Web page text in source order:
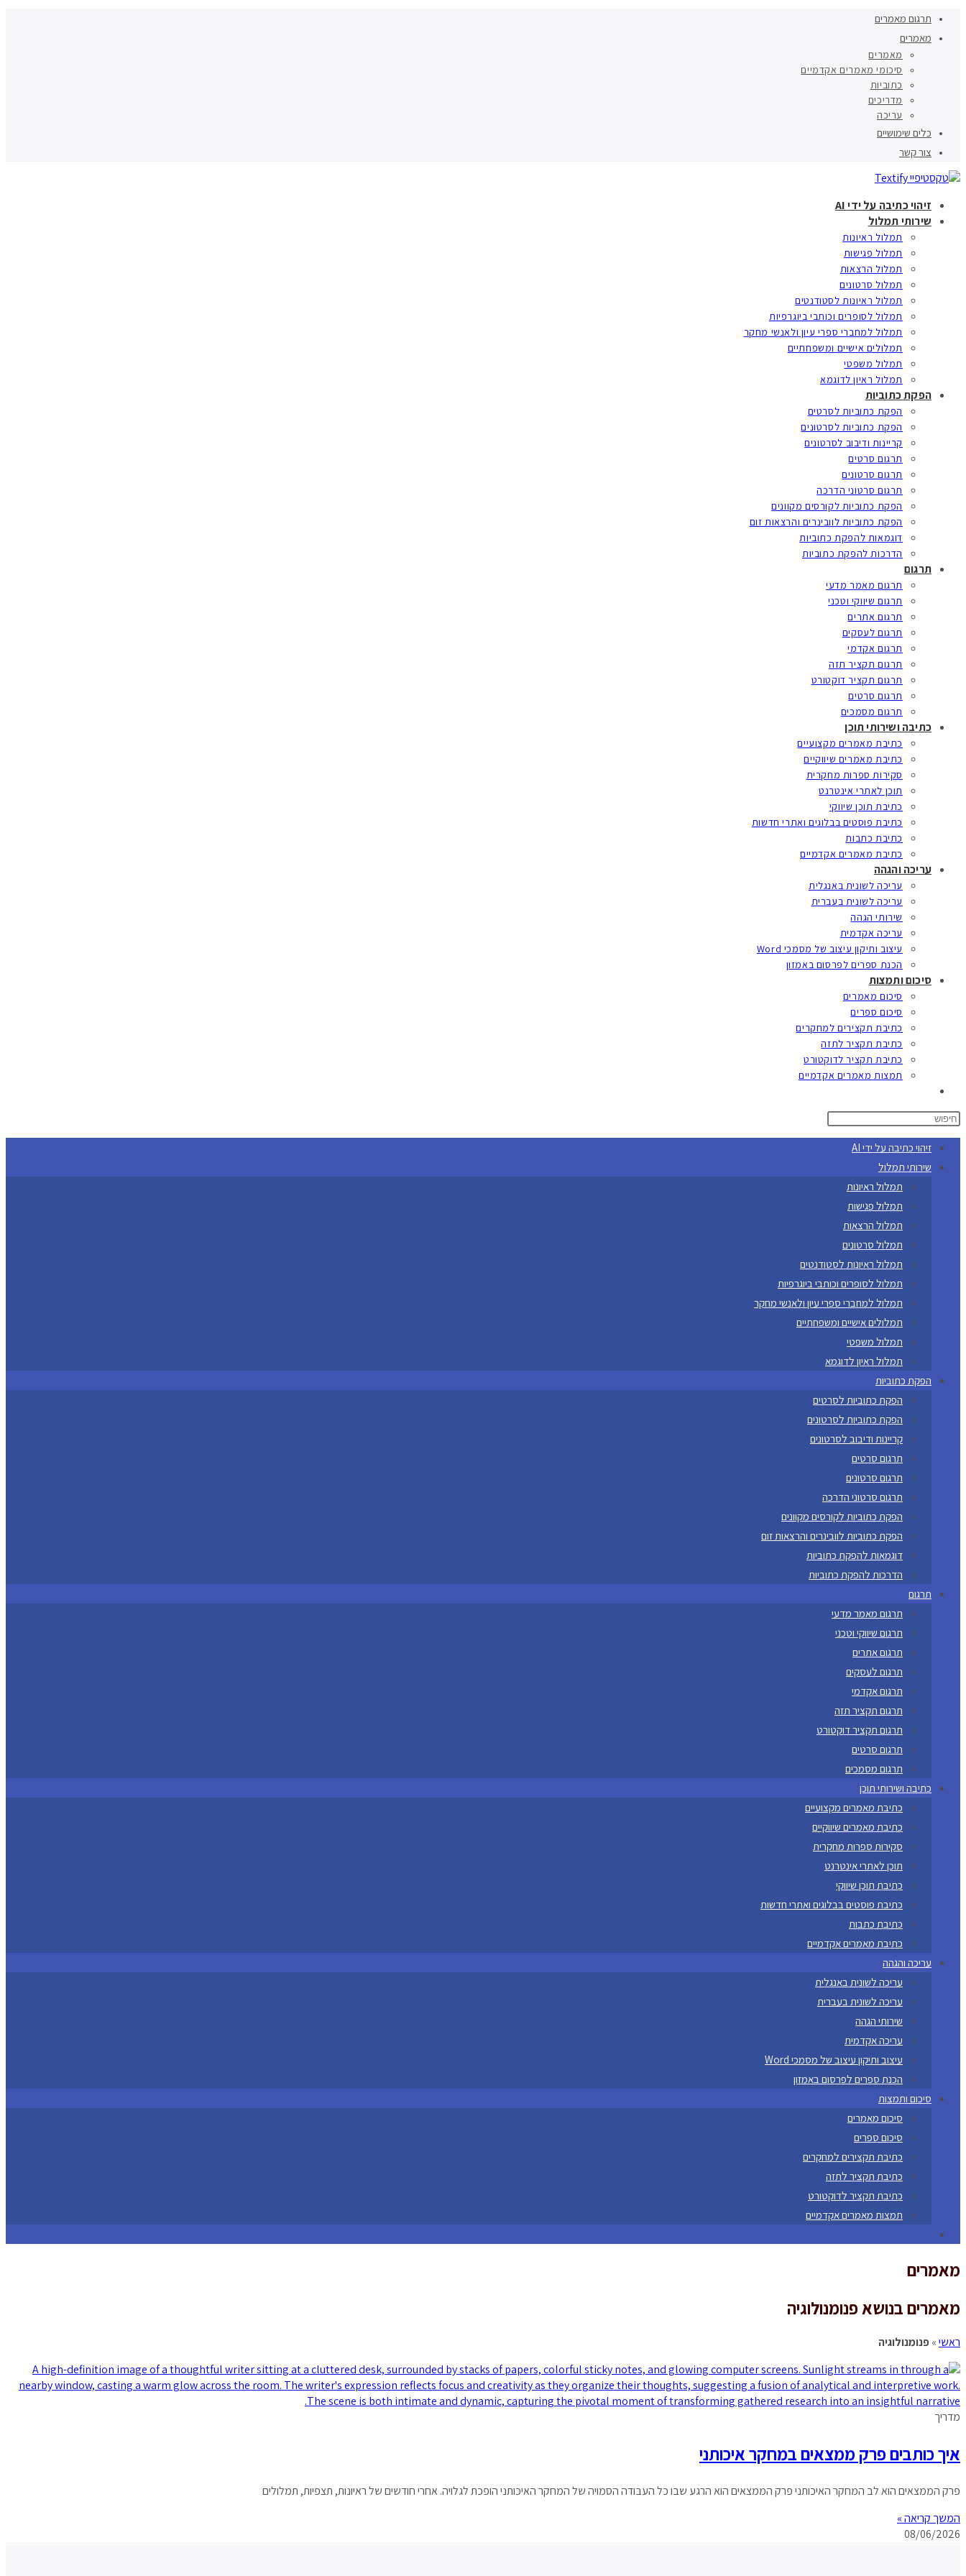
תרגום מאמרים
מאמרים
מאמרים
סיכומי מאמרים אקדמיים
כתוביות
מדריכים
עריכה
כלים שימושיים
צור קשר
זיהוי כתיבה על ידי AI
שירותי תמלול
תמלול ראיונות
תמלול פגישות
תמלול הרצאות
תמלול סרטונים
תמלול ראיונות לסטודנטים
תמלול לסופרים וכותבי ביוגרפיות
תמלול למחברי ספרי עיון ולאנשי מחקר
תמלולים אישיים ומשפחתיים
תמלול משפטי
תמלול ראיון לדוגמא
הפקת כתוביות
הפקת כתוביות לסרטים
הפקת כתוביות לסרטונים
קריינות ודיבוב לסרטונים
תרגום סרטים
תרגום סרטונים
תרגום סרטוני הדרכה
הפקת כתוביות לקורסים מקוונים
הפקת כתוביות לוובינרים והרצאות זום
דוגמאות להפקת כתוביות
הדרכות להפקת כתוביות
תרגום
תרגום מאמר מדעי
תרגום שיווקי וטכני
תרגום אתרים
תרגום לעסקים
תרגום אקדמי
תרגום תקציר תזה
תרגום תקציר דוקטורט
תרגום סרטים
תרגום מסמכים
כתיבה ושירותי תוכן
כתיבת מאמרים מקצועיים
כתיבת מאמרים שיווקיים
סקירות ספרות מחקרית
תוכן לאתרי אינטרנט
כתיבת תוכן שיווקי
כתיבת פוסטים בבלוגים ואתרי חדשות
כתיבת כתבות
כתיבת מאמרים אקדמיים
עריכה והגהה
עריכה לשונית באנגלית
עריכה לשונית בעברית
שירותי הגהה
עריכה אקדמית
עיצוב ותיקון עיצוב של מסמכי Word
הכנת ספרים לפרסום באמזון
סיכום ותמצות
סיכום מאמרים
סיכום ספרים
כתיבת תקצירים למחקרים
כתיבת תקציר לתזה
כתיבת תקציר לדוקטורט
תמצות מאמרים אקדמיים
search
זיהוי כתיבה על ידי AI
שירותי תמלול
תמלול ראיונות
תמלול פגישות
תמלול הרצאות
תמלול סרטונים
תמלול ראיונות לסטודנטים
תמלול לסופרים וכותבי ביוגרפיות
תמלול למחברי ספרי עיון ולאנשי מחקר
תמלולים אישיים ומשפחתיים
תמלול משפטי
תמלול ראיון לדוגמא
הפקת כתוביות
הפקת כתוביות לסרטים
הפקת כתוביות לסרטונים
קריינות ודיבוב לסרטונים
תרגום סרטים
תרגום סרטונים
תרגום סרטוני הדרכה
הפקת כתוביות לקורסים מקוונים
הפקת כתוביות לוובינרים והרצאות זום
דוגמאות להפקת כתוביות
הדרכות להפקת כתוביות
תרגום
תרגום מאמר מדעי
תרגום שיווקי וטכני
תרגום אתרים
תרגום לעסקים
תרגום אקדמי
תרגום תקציר תזה
תרגום תקציר דוקטורט
תרגום סרטים
תרגום מסמכים
כתיבה ושירותי תוכן
כתיבת מאמרים מקצועיים
כתיבת מאמרים שיווקיים
סקירות ספרות מחקרית
תוכן לאתרי אינטרנט
כתיבת תוכן שיווקי
כתיבת פוסטים בבלוגים ואתרי חדשות
כתיבת כתבות
כתיבת מאמרים אקדמיים
עריכה והגהה
עריכה לשונית באנגלית
עריכה לשונית בעברית
שירותי הגהה
עריכה אקדמית
עיצוב ותיקון עיצוב של מסמכי Word
הכנת ספרים לפרסום באמזון
סיכום ותמצות
סיכום מאמרים
סיכום ספרים
כתיבת תקצירים למחקרים
כתיבת תקציר לתזה
כתיבת תקציר לדוקטורט
תמצות מאמרים אקדמיים
search
מאמרים
מאמרים בנושא פנומנולוגיה
ראשי»פנומנולוגיה
מדריך
איך כותבים פרק ממצאים במחקר איכותני
פרק הממצאים הוא לב המחקר האיכותני פרק הממצאים הוא הרגע שבו כל העבודה הסמויה של המחקר האיכותני הופכת לגלויה. אחרי חודשים של ראיונות, תצפיות, תמלולים
המשך קריאה »
08/06/2026